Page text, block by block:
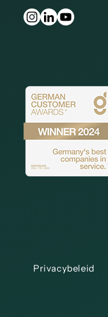
Privacybeleid